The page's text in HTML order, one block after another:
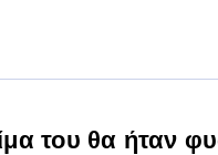
του θα ήταν